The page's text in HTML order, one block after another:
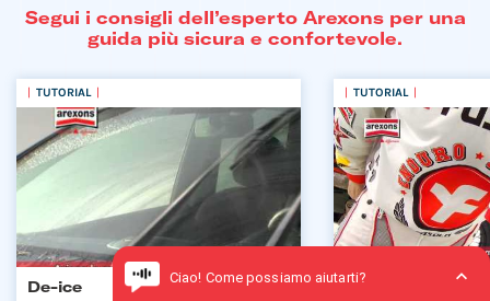
Segui i consigli dell’esperto Arexons per una
guida più sicura e confortevole.
TUTORIAL
De-ice
TUTORIAL
Probike